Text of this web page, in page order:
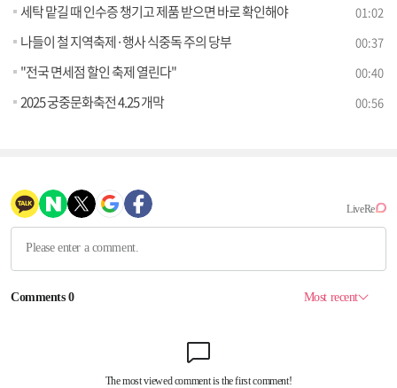
세탁 맡길 때 인수증 챙기고 제품 받으면 바로 확인해야 01:02
나들이 철 지역축제·행사 식중독 주의 당부 00:37
"전국 면세점 할인 축제 열린다" 00:40
2025 궁중문화축전 4.25 개막 00:56